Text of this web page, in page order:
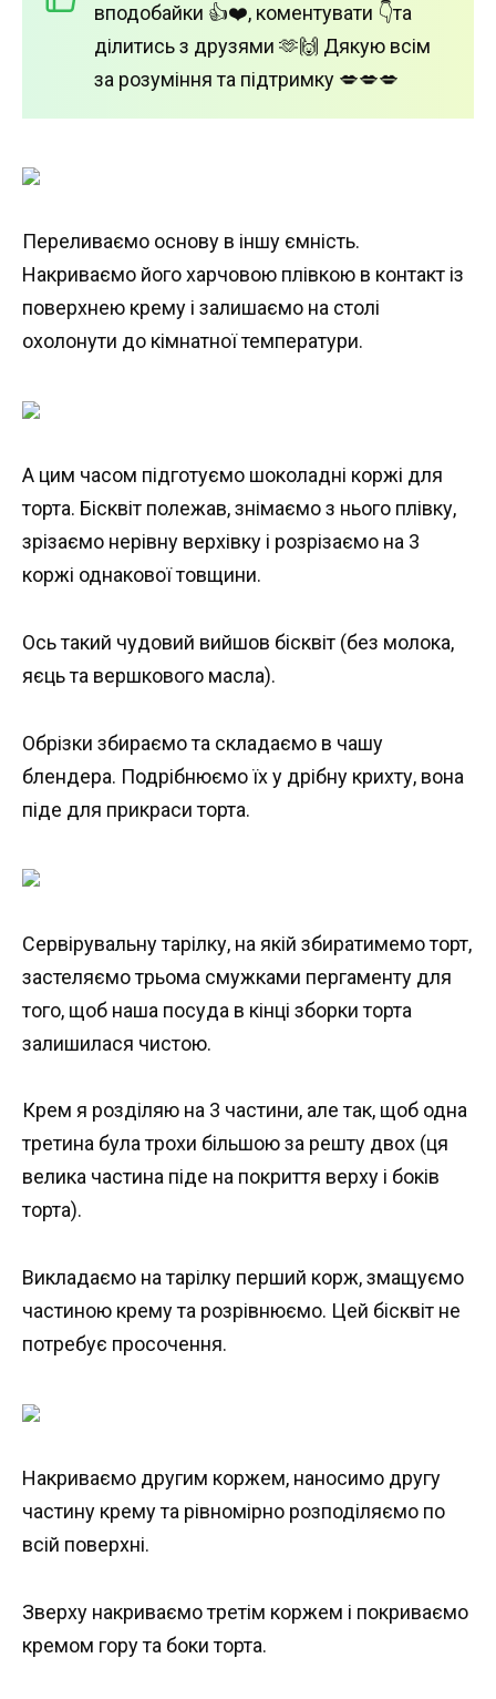
вподобайки 👍❤️, коментувати 👇та
ділитись з друзями 🫶🙌 Дякую всім
за розуміння та підтримку 💋💋💋
Переливаємо основу в іншу ємність.
Накриваємо його харчовою плівкою в контакт із
поверхнею крему і залишаємо на столі
охолонути до кімнатної температури.
А цим часом підготуємо шоколадні коржі для
торта. Бісквіт полежав, знімаємо з нього плівку,
зрізаємо нерівну верхівку і розрізаємо на 3
коржі однакової товщини.
Ось такий чудовий вийшов бісквіт (без молока,
яєць та вершкового масла).
Обрізки збираємо та складаємо в чашу
блендера. Подрібнюємо їх у дрібну крихту, вона
піде для прикраси торта.
Сервірувальну тарілку, на якій збиратимемо торт,
застеляємо трьома смужками пергаменту для
того, щоб наша посуда в кінці зборки торта
залишилася чистою.
Крем я розділяю на 3 частини, але так, щоб одна
третина була трохи більшою за решту двох (ця
велика частина піде на покриття верху і боків
торта).
Викладаємо на тарілку перший корж, змащуємо
частиною крему та розрівнюємо. Цей бісквіт не
потребує просочення.
Накриваємо другим коржем, наносимо другу
частину крему та рівномірно розподіляємо по
всій поверхні.
Зверху накриваємо третім коржем і покриваємо
кремом гору та боки торта.